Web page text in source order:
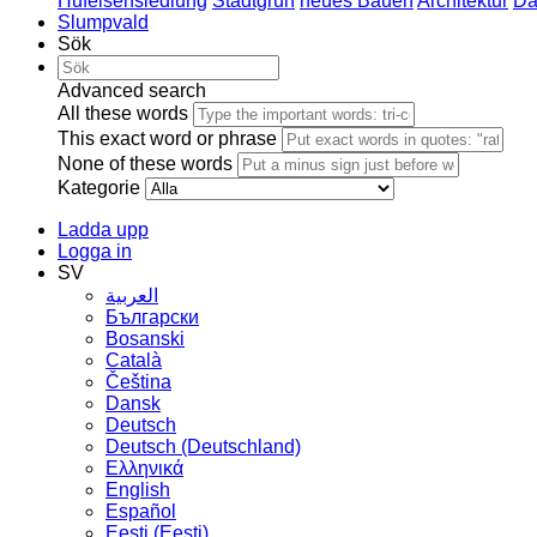
Slumpvald
Sök
Advanced search
All these words
This exact word or phrase
None of these words
Kategorie
Ladda upp
Logga in
SV
العربية
Български
Bosanski
Сatalà
Čeština
Dansk
Deutsch
Deutsch (Deutschland)
Ελληνικά
English
Español
Eesti (Eesti)